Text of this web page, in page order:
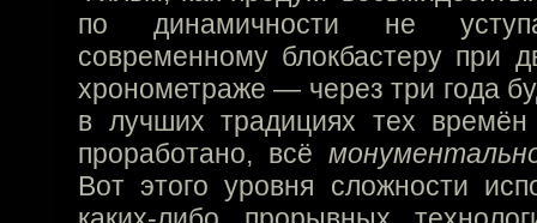
по динамичности не
современному блокбастеру при
хронометраже — через три года
в лучших традициях тех
проработано, всё
Вот этого уровня сложности